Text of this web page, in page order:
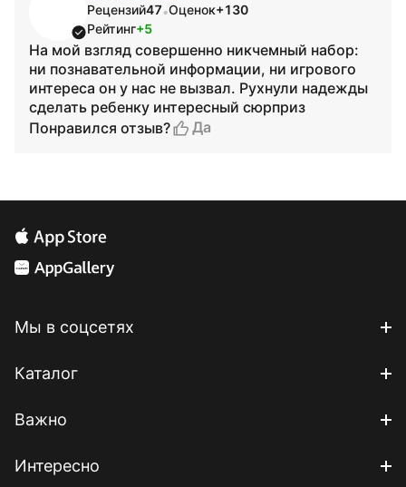
Рецензий47•Оценок+130
Рейтинг+5
На мой взгляд совершенно никчемный набор:
ни познавательной информации, ни игрового
интереса он у нас не вызвал. Рухнули надежды
сделать ребенку интересный сюрприз
Понравился отзыв?
Да
Мы в соцсетях
Каталог
Важно
Интересно